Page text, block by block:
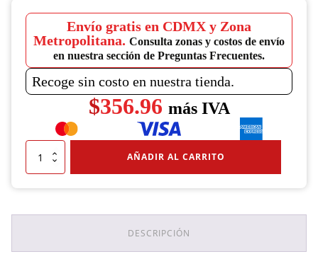
Envío gratis en CDMX y Zona
Metropolitana. Consulta zonas y costos de envío
en nuestra sección de Preguntas Frecuentes.
Recoge sin costo en nuestra tienda.
$356.96 más IVA
Bota
Jardinera
Casquillo
AÑADIR AL CARRITO
DESCRIPCIÓN